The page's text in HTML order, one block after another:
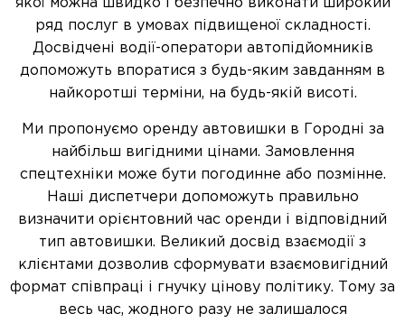
якої можна швидко і безпечно виконати широкий
ряд послуг в умовах підвищеної складності.
Досвідчені водії-оператори автопідйомників
допоможуть впоратися з будь-яким завданням в
найкоротші терміни, на будь-якій висоті.
Ми пропонуємо оренду автовишки в Городні за
найбільш вигідними цінами. Замовлення
спецтехніки може бути погодинне або позмінне.
Наші диспетчери допоможуть правильно
визначити орієнтовний час оренди і відповідний
тип автовишки. Великий досвід взаємодії з
клієнтами дозволив сформувати взаємовигідний
формат співпраці і гнучку цінову політику. Тому за
весь час, жодного разу не залишалося